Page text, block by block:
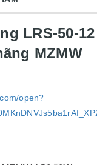
LRS-50-12
MZMW
open?